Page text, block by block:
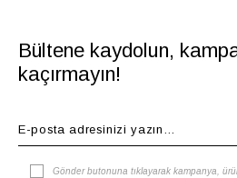
Bültene kaydolun,
kaçırmayın!
Gönder butonuna tıklayarak kampanya,